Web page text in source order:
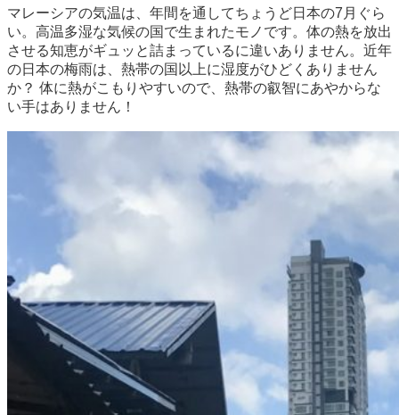
マレーシアの気温は、年間を通してちょうど日本の7月ぐら
い。高温多湿な気候の国で生まれたモノです。体の熱を放出
させる知恵がギュッと詰まっているに違いありません。近年
の日本の梅雨は、熱帯の国以上に湿度がひどくありません
か？ 体に熱がこもりやすいので、熱帯の叡智にあやからな
い手はありません！